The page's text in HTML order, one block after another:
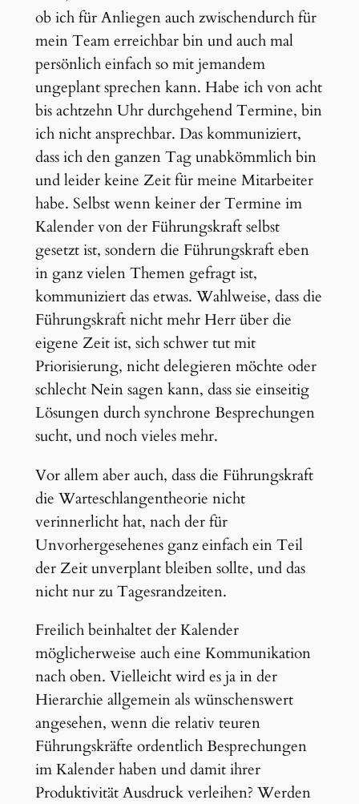
ob ich für Anliegen auch zwischendurch für
mein Team erreichbar bin und auch mal
persönlich einfach so mit jemandem
ungeplant sprechen kann. Habe ich von acht
bis achtzehn Uhr durchgehend Termine, bin
ich nicht ansprechbar. Das kommuniziert,
dass ich den ganzen Tag unabkömmlich bin
und leider keine Zeit für meine Mitarbeiter
habe. Selbst wenn keiner der Termine im
Kalender von der Führungskraft selbst
gesetzt ist, sondern die Führungskraft eben
in ganz vielen Themen gefragt ist,
kommuniziert das etwas. Wahlweise, dass die
Führungskraft nicht mehr Herr über die
eigene Zeit ist, sich schwer tut mit
Priorisierung, nicht delegieren möchte oder
schlecht Nein sagen kann, dass sie einseitig
Lösungen durch synchrone Besprechungen
sucht, und noch vieles mehr.
Vor allem aber auch, dass die Führungskraft
die Warteschlangentheorie nicht
verinnerlicht hat, nach der für
Unvorhergesehenes ganz einfach ein Teil
der Zeit unverplant bleiben sollte, und das
nicht nur zu Tagesrandzeiten.
Freilich beinhaltet der Kalender
möglicherweise auch eine Kommunikation
nach oben. Vielleicht wird es ja in der
Hierarchie allgemein als wünschenswert
angesehen, wenn die relativ teuren
Führungskräfte ordentlich Besprechungen
im Kalender haben und damit ihrer
Produktivität Ausdruck verleihen? Werden